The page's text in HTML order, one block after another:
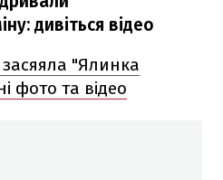
дивіться відео
засяяла "Ялинка
фото та відео